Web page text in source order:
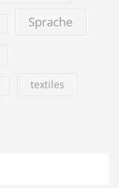
Sprache
textiles